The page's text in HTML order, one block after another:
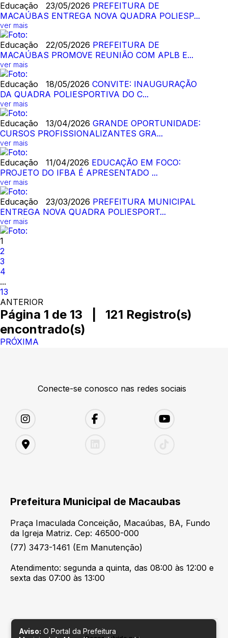
Educação 23/05/2026 PREFEITURA DE
MACAÚBAS ENTREGA NOVA QUADRA POLIESP...
ver mais
Educação 22/05/2026 PREFEITURA DE
MACAÚBAS PROMOVE REUNIÃO COM APLB E...
ver mais
Educação 18/05/2026 CONVITE: INAUGURAÇÃO
DA QUADRA POLIESPORTIVA DO C...
ver mais
Educação 13/04/2026 GRANDE OPORTUNIDADE:
CURSOS PROFISSIONALIZANTES GRA...
ver mais
Educação 11/04/2026 EDUCAÇÃO EM FOCO:
PROJETO DO IFBA É APRESENTADO ...
ver mais
Educação 23/03/2026 PREFEITURA MUNICIPAL
ENTREGA NOVA QUADRA POLIESPORT...
ver mais
1
2
3
4
...
13
ANTERIOR
Página 1 de 13 | 121 Registro(s)
encontrado(s)
PRÓXIMA
Conecte-se conosco nas redes sociais
Prefeitura Municipal de Macaubas
Praça Imaculada Conceição, Macaúbas, BA, Fundo
da Igreja Matriz. Cep: 46500-000
(77) 3473-1461 (Em Manutenção)
Atendimento: segunda a quinta, das 08:00 às 12:00 e
sexta das 07:00 às 13:00
Aviso: O Portal da Prefeitura